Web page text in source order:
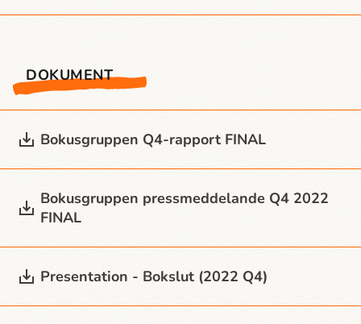
DOKUMENT
Bokusgruppen Q4-rapport FINAL
Bokusgruppen press­meddelande Q4 2022
FINAL
Presentation - Bokslut (2022 Q4)